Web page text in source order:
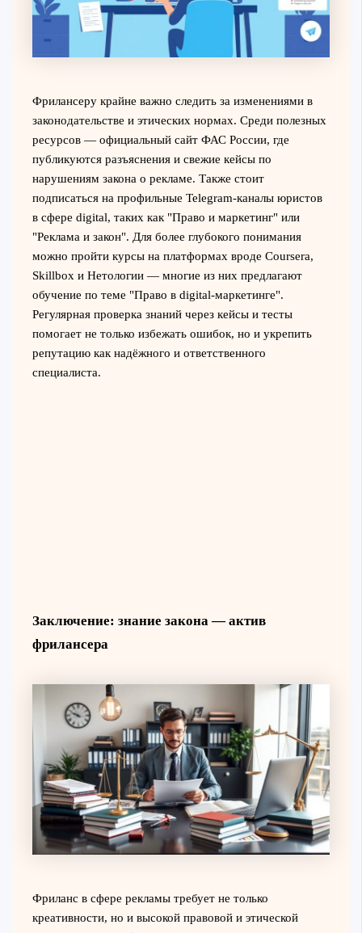
Фрилансеру крайне важно следить за изменениями в
законодательстве и этических нормах. Среди полезных
ресурсов — официальный сайт ФАС России, где
публикуются разъяснения и свежие кейсы по
нарушениям закона о рекламе. Также стоит
подписаться на профильные Telegram-каналы юристов
в сфере digital, таких как "Право и маркетинг" или
"Реклама и закон". Для более глубокого понимания
можно пройти курсы на платформах вроде Coursera,
Skillbox и Нетологии — многие из них предлагают
обучение по теме "Право в digital-маркетинге".
Регулярная проверка знаний через кейсы и тесты
помогает не только избежать ошибок, но и укрепить
репутацию как надёжного и ответственного
специалиста.
Заключение: знание закона — актив
фрилансера
Фриланс в сфере рекламы требует не только
креативности, но и высокой правовой и этической